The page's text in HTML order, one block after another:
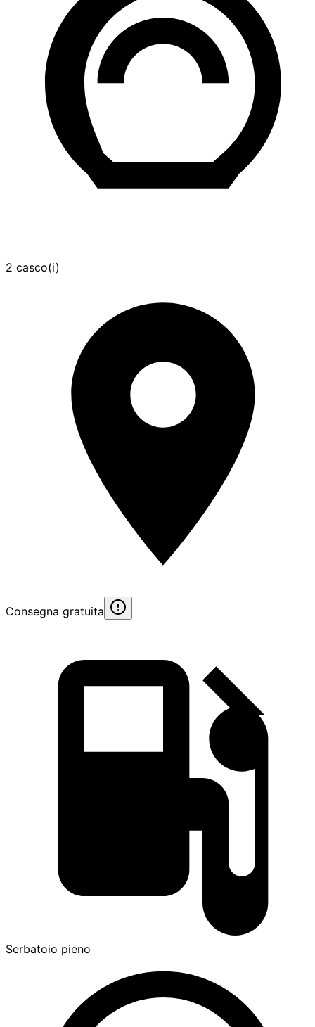
2 casco(i)
Consegna gratuita
Serbatoio pieno